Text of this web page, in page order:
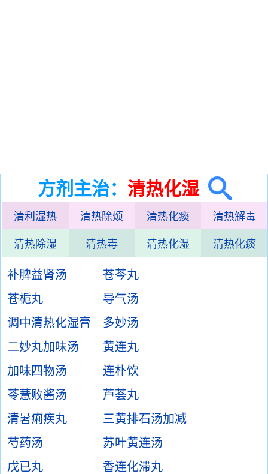
方剂主治： 清热化湿
清利湿热 清热除烦 清热化痰 清热解毒
清热除湿 清热毒 清热化湿 清热化痰
补脾益肾汤
苍芩丸
苍栀丸
导气汤
调中清热化湿膏
多妙汤
二妙丸加味汤
黄连丸
加味四物汤
连朴饮
苓薏败酱汤
芦荟丸
清暑痢疾丸
三黄排石汤加减
芍药汤
苏叶黄连汤
戊已丸
香连化滞丸